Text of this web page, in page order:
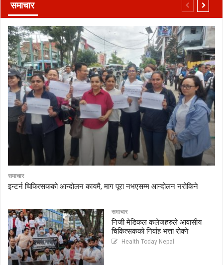
समाचार
समाचार
इन्टर्न चिकित्सकको आन्दोलन कायमै, माग पूरा नभएसम्म आन्दोलन नरोकिने
समाचार
निजी मेडिकल कलेजहरुले आवासीय
चिकित्सकको निर्वाह भत्ता रोक्ने
Health Today Nepal